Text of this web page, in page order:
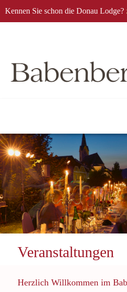
Kennen Sie schon die Donau Lodge?
Veranstaltungen
Herzlich Willkommen im